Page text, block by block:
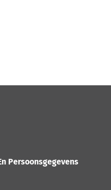
Persoonsgegevens